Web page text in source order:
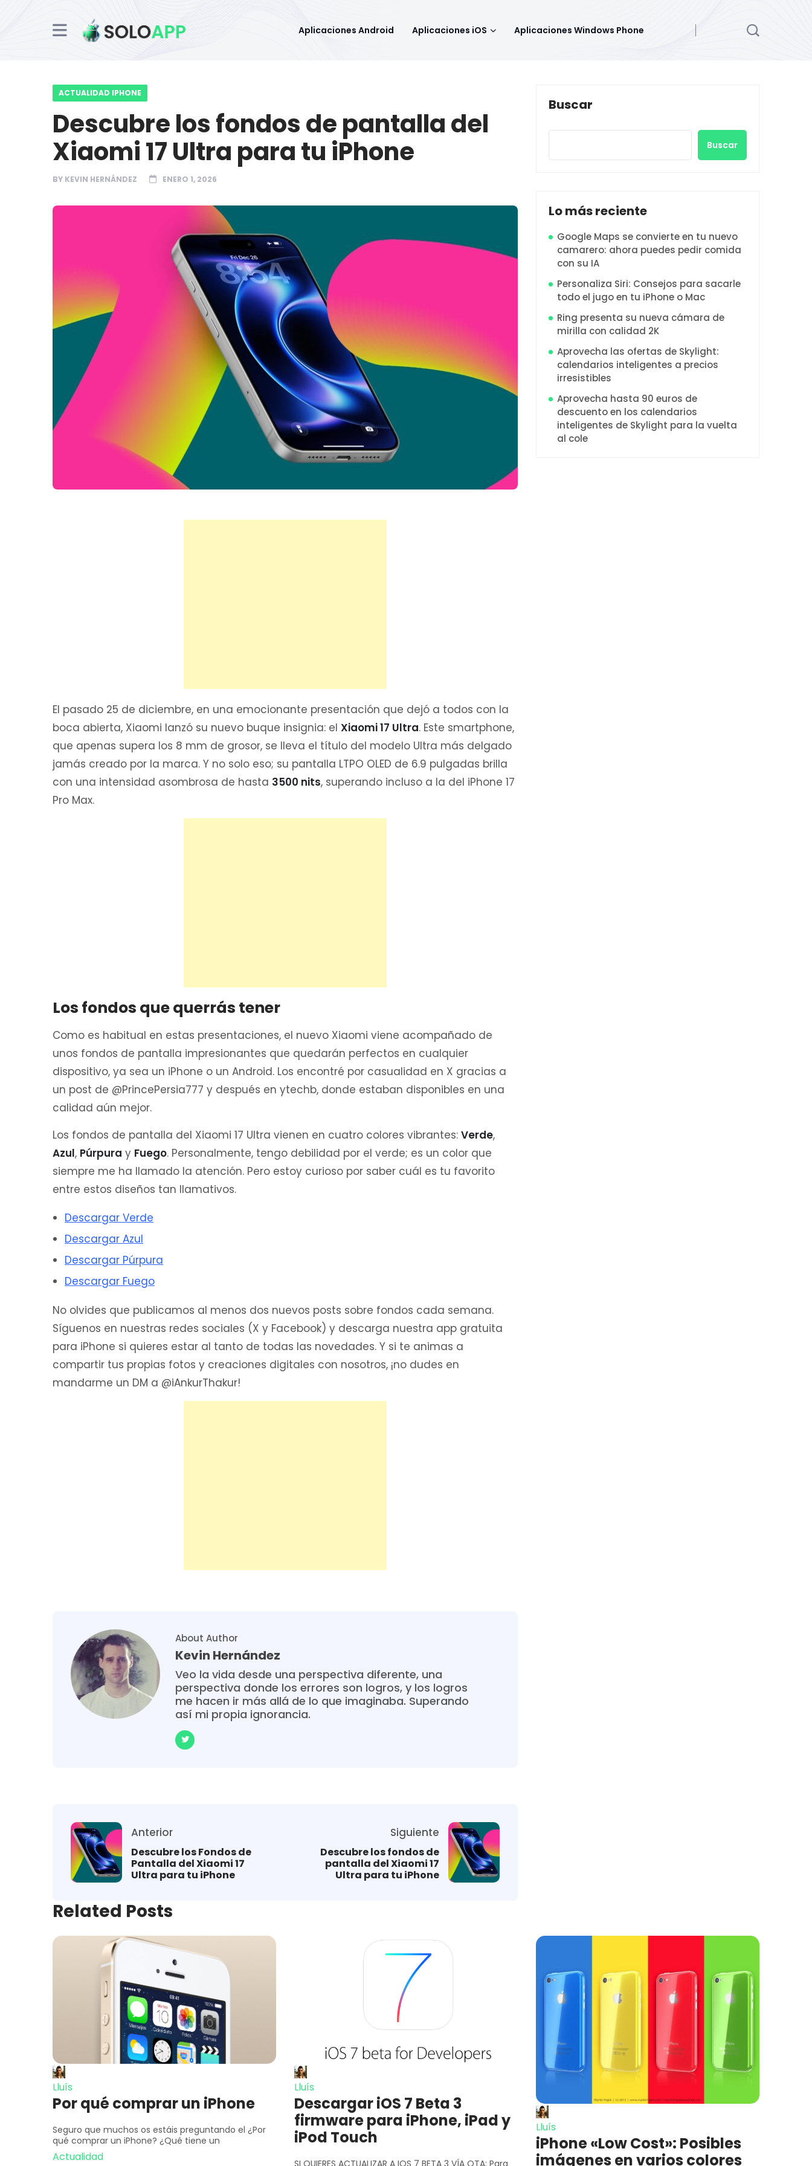
Aplicaciones Android Aplicaciones iOS Aplicaciones Windows Phone
ACTUALIDAD IPHONE
Descubre los fondos de pantalla del
Xiaomi 17 Ultra para tu iPhone
BY KEVIN HERNÁNDEZ ENERO 1, 2026
El pasado 25 de diciembre, en una emocionante presentación que dejó a todos con la
boca abierta, Xiaomi lanzó su nuevo buque insignia: el Xiaomi 17 Ultra. Este smartphone,
que apenas supera los 8 mm de grosor, se lleva el título del modelo Ultra más delgado
jamás creado por la marca. Y no solo eso; su pantalla LTPO OLED de 6.9 pulgadas brilla
con una intensidad asombrosa de hasta 3500 nits, superando incluso a la del iPhone 17
Pro Max.
Los fondos que querrás tener
Como es habitual en estas presentaciones, el nuevo Xiaomi viene acompañado de
unos fondos de pantalla impresionantes que quedarán perfectos en cualquier
dispositivo, ya sea un iPhone o un Android. Los encontré por casualidad en X gracias a
un post de @PrincePersia777 y después en ytechb, donde estaban disponibles en una
calidad aún mejor.
Los fondos de pantalla del Xiaomi 17 Ultra vienen en cuatro colores vibrantes: Verde,
Azul, Púrpura y Fuego. Personalmente, tengo debilidad por el verde; es un color que
siempre me ha llamado la atención. Pero estoy curioso por saber cuál es tu favorito
entre estos diseños tan llamativos.
Descargar Verde
Descargar Azul
Descargar Púrpura
Descargar Fuego
No olvides que publicamos al menos dos nuevos posts sobre fondos cada semana.
Síguenos en nuestras redes sociales (X y Facebook) y descarga nuestra app gratuita
para iPhone si quieres estar al tanto de todas las novedades. Y si te animas a
compartir tus propias fotos y creaciones digitales con nosotros, ¡no dudes en
mandarme un DM a @iAnkurThakur!
About Author
Kevin Hernández
Veo la vida desde una perspectiva diferente, una
perspectiva donde los errores son logros, y los logros
me hacen ir más allá de lo que imaginaba. Superando
así mi propia ignorancia.
Anterior
Descubre los Fondos de
Pantalla del Xiaomi 17
Ultra para tu iPhone
Siguiente
Descubre los fondos de
pantalla del Xiaomi 17
Ultra para tu iPhone
Buscar
Buscar
Lo más reciente
Google Maps se convierte en tu nuevo
camarero: ahora puedes pedir comida
con su IA
Personaliza Siri: Consejos para sacarle
todo el jugo en tu iPhone o Mac
Ring presenta su nueva cámara de
mirilla con calidad 2K
Aprovecha las ofertas de Skylight:
calendarios inteligentes a precios
irresistibles
Aprovecha hasta 90 euros de
descuento en los calendarios
inteligentes de Skylight para la vuelta
al cole
Related Posts
Lluís
Por qué comprar un iPhone
Seguro que muchos os estáis preguntando el ¿Por
qué comprar un iPhone? ¿Qué tiene un
Actualidad
Lluís
Descargar iOS 7 Beta 3
firmware para iPhone, iPad y
iPod Touch
SI QUIERES ACTUALIZAR A IOS 7 BETA 3 VÍA OTA: Para
Lluís
iPhone «Low Cost»: Posibles
imágenes en varios colores